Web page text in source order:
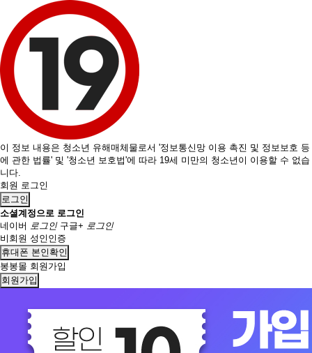
이 정보 내용은 청소년 유해매체물로서 '정보통신망 이용 촉진 및 정보보호 등
에 관한 법률' 및 '청소년 보호법'에 따라 19세 미만의 청소년이 이용할 수 없습
니다.
회원 로그인
로그인
소셜계정으로 로그인
네이버 로그인 구글+ 로그인
비회원 성인인증
휴대폰 본인확인
봉봉몰 회원가입
회원가입